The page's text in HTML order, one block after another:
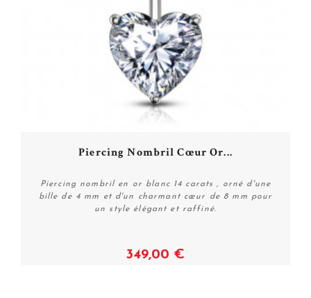
Voir
Piercing Nombril Cœur Or...
Piercing nombril en or blanc 14 carats , orné d'une
bille de 4 mm et d'un charmant cœur de 8 mm pour
un style élégant et raffiné.
349,00 €